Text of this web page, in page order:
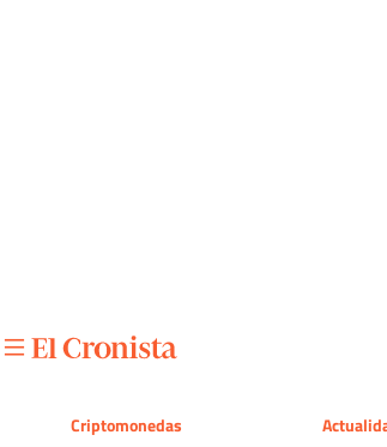
Criptomonedas